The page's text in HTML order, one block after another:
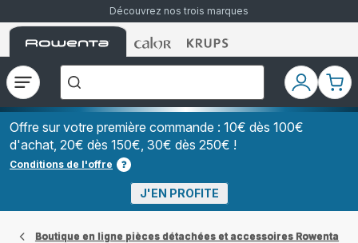
Découvrez nos trois marques
Accueil
Rowenta
Accueil
Rowenta
Accueil
Rowenta
Ouvrir
le
menu
recherchez-
vous
?","Aspirateurs
à
Grains","Centrales
Vapeurs","Sèche
Cheveux"]
Mon
compte
Mon
Offre sur votre première commande : 10€ dès 100€
d'achat, 20€ dès 150€, 30€ dès 250€ !
Conditions de l'offre
J'EN PROFITE
Boutique en ligne pièces détachées et accessoires Rowenta